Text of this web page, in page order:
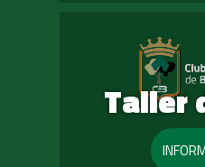
Taller